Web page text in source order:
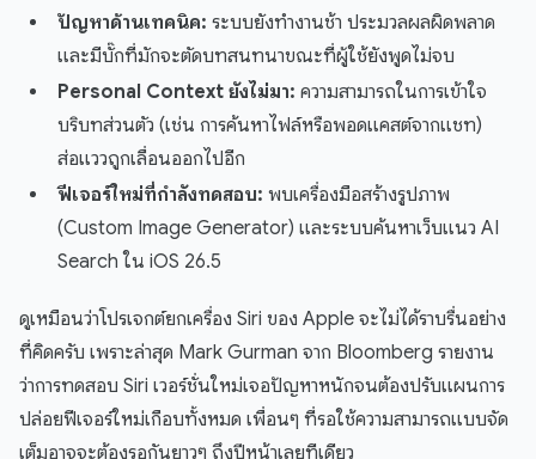
ปัญหาด้านเทคนิค: ระบบยังทำงานช้า ประมวลผลผิดพลาด
และมีบั๊กที่มักจะตัดบทสนทนาขณะที่ผู้ใช้ยังพูดไม่จบ
Personal Context ยังไม่มา: ความสามารถในการเข้าใจ
บริบทส่วนตัว (เช่น การค้นหาไฟล์หรือพอดแคสต์จากแชท)
ส่อแววถูกเลื่อนออกไปอีก
ฟีเจอร์ใหม่ที่กำลังทดสอบ: พบเครื่องมือสร้างรูปภาพ
(Custom Image Generator) และระบบค้นหาเว็บแนว AI
Search ใน iOS 26.5
ดูเหมือนว่าโปรเจกต์ยกเครื่อง Siri ของ Apple จะไม่ได้ราบรื่นอย่าง
ที่คิดครับ เพราะล่าสุด Mark Gurman จาก Bloomberg รายงาน
ว่าการทดสอบ Siri เวอร์ชั่นใหม่เจอปัญหาหนักจนต้องปรับแผนการ
ปล่อยฟีเจอร์ใหม่เกือบทั้งหมด เพื่อนๆ ที่รอใช้ความสามารถแบบจัด
เต็มอาจจะต้องรอกันยาวๆ ถึงปีหน้าเลยทีเดียว